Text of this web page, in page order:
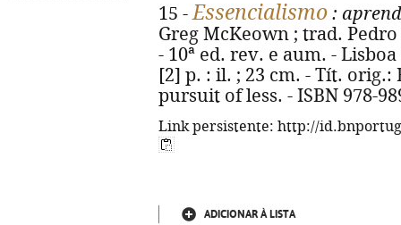
15 -Essencialismo :
Greg McKeown ; trad.
- 10ª ed. rev. e aum. -
[2] p. : il. ; 23 cm. - Tít.
pursuit of less. - ISBN 978-
Link persistente: http://
ADICIONAR À LISTA